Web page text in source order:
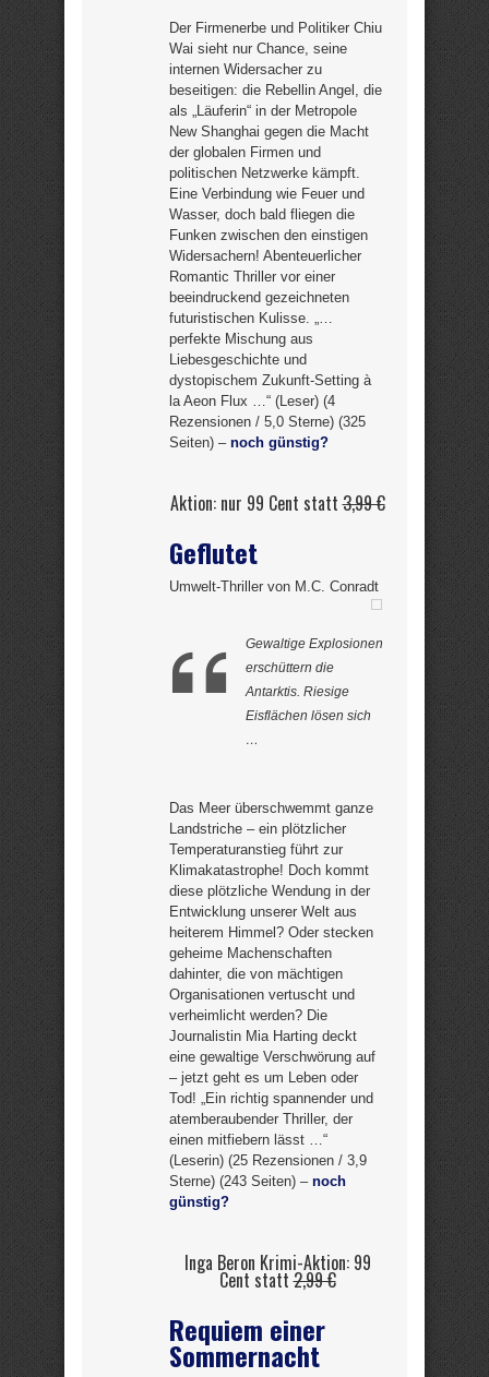
Der Firmenerbe und Politiker Chiu
Wai sieht nur Chance, seine
internen Widersacher zu
beseitigen: die Rebellin Angel, die
als „Läuferin“ in der Metropole
New Shanghai gegen die Macht
der globalen Firmen und
politischen Netzwerke kämpft.
Eine Verbindung wie Feuer und
Wasser, doch bald fliegen die
Funken zwischen den einstigen
Widersachern! Abenteuerlicher
Romantic Thriller vor einer
beeindruckend gezeichneten
futuristischen Kulisse. „…
perfekte Mischung aus
Liebesgeschichte und
dystopischem Zukunft-Setting à
la Aeon Flux …“ (Leser) (4
Rezensionen / 5,0 Sterne) (325
Seiten) – noch günstig?
Aktion: nur 99 Cent statt3,99 €
Geflutet
Umwelt-Thriller von M.C. Conradt
Gewaltige Explosionen
erschüttern die
Antarktis. Riesige
Eisflächen lösen sich
…
Das Meer überschwemmt ganze
Landstriche – ein plötzlicher
Temperaturanstieg führt zur
Klimakatastrophe! Doch kommt
diese plötzliche Wendung in der
Entwicklung unserer Welt aus
heiterem Himmel? Oder stecken
geheime Machenschaften
dahinter, die von mächtigen
Organisationen vertuscht und
verheimlicht werden? Die
Journalistin Mia Harting deckt
eine gewaltige Verschwörung auf
– jetzt geht es um Leben oder
Tod! „Ein richtig spannender und
atemberaubender Thriller, der
einen mitfiebern lässt …“
(Leserin) (25 Rezensionen / 3,9
Sterne) (243 Seiten) – noch
günstig?
Inga Beron Krimi-Aktion: 99
Cent statt2,99 €
Requiem einer
Sommernacht